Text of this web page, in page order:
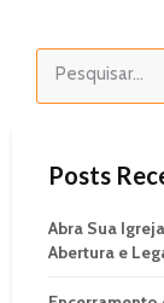
Posts
Abra Sua
Abertura e